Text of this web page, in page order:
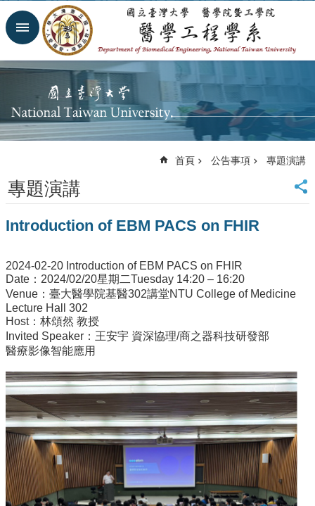
跳到主要內容區塊
進
搜
首
頁
覽
大
臺
大
醫
院
醫
學
工
學
院
聯
絡
我
們
意
首頁 公告事項 專題演講
專題演講
Introduction of EBM PACS on FHIR
2024-02-20 Introduction of EBM PACS on FHIR
Date：2024/02/20星期二Tuesday 14:20 – 16:20
Venue：臺大醫學院基醫302講堂NTU College of Medicine
Lecture Hall 302
Host：林頌然 教授
Invited Speaker：王安宇 資深協理/商之器科技研發部
醫療影像智能應用